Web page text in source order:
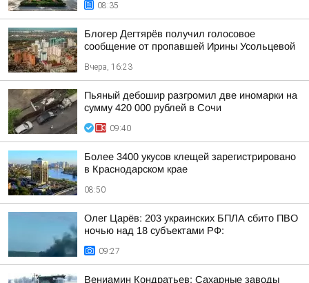
08:35
Блогер Дегтярёв получил голосовое
сообщение от пропавшей Ирины Усольцевой
Вчера, 16:23
Пьяный дебошир разгромил две иномарки на
сумму 420 000 рублей в Сочи
09:40
Более 3400 укусов клещей зарегистрировано
в Краснодарском крае
08:50
Олег Царёв: 203 украинских БПЛА сбито ПВО
ночью над 18 субъектами РФ:
09:27
Вениамин Кондратьев: Сахарные заводы